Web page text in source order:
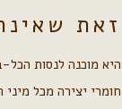
זאת
היא מוכנה לנסות
חומרי יצירה מכל